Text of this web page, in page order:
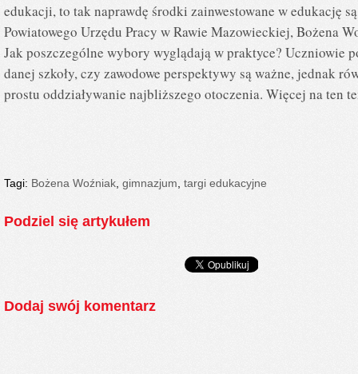
edukacji, to tak naprawdę środki zainwestowane w edukację
Powiatowego Urzędu Pracy w Rawie Mazowieckiej, Bożena
Jak poszczególne wybory wyglądają w praktyce? Uczniowie
danej szkoły, czy zawodowe perspektywy są ważne, jednak
prostu oddziaływanie najbliższego otoczenia. Więcej na ten
Tagi: Bożena Woźniak gimnazjum targi edukacyjne
Podziel się artykułem
Dodaj swój komentarz